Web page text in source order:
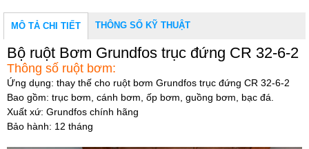
MÔ TẢ CHI TIẾT THÔNG SỐ KỸ THUẬT
Bộ ruột Bơm Grundfos trục đứng CR 32-6-2
Thông số ruột bơm:
Ứng dụng: thay thế cho ruột bơm Grundfos trục đứng CR 32-6-2
Bao gồm: trục bơm, cánh bơm, ốp bơm, guồng bơm, bạc đá.
Xuất xứ: Grundfos chính hãng
Bảo hành: 12 tháng